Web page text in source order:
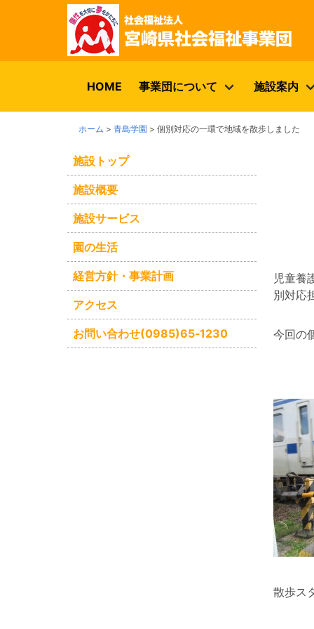
HOME 事業団について 施設案内
ホーム > 青島学園 > 個別対応の一環で地域を散歩しました
児童養
別対応
今回の
散歩
施設トップ
施設概要
施設サービス
園の生活
経営方針・事業計画
アクセス
お問い合わせ(0985)65‐1230